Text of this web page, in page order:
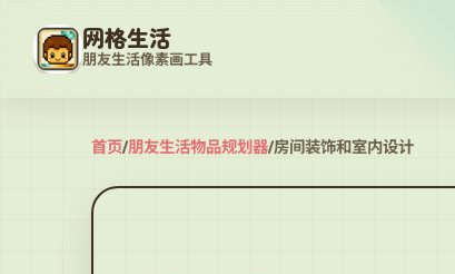
网格生活
朋友生活像素画工具
首页/朋友生活物品规划器/房间装饰和室内设计